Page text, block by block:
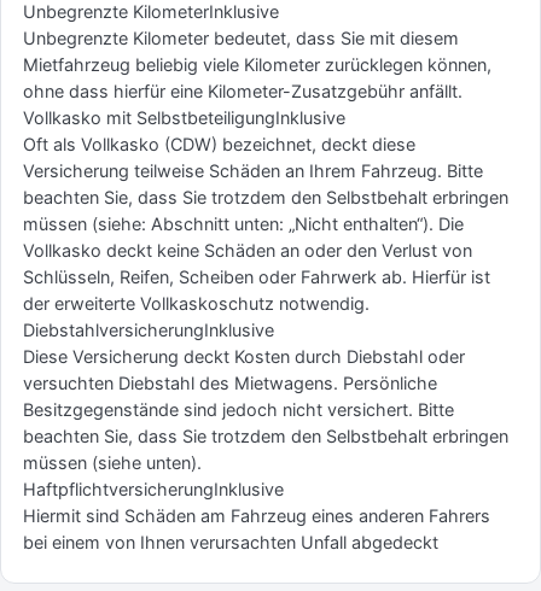
Unbegrenzte KilometerInklusive
Unbegrenzte Kilometer bedeutet, dass Sie mit diesem
Mietfahrzeug beliebig viele Kilometer zurücklegen können,
ohne dass hierfür eine Kilometer-Zusatzgebühr anfällt.
Vollkasko mit SelbstbeteiligungInklusive
Oft als Vollkasko (CDW) bezeichnet, deckt diese
Versicherung teilweise Schäden an Ihrem Fahrzeug. Bitte
beachten Sie, dass Sie trotzdem den Selbstbehalt erbringen
müssen (siehe: Abschnitt unten: „Nicht enthalten“). Die
Vollkasko deckt keine Schäden an oder den Verlust von
Schlüsseln, Reifen, Scheiben oder Fahrwerk ab. Hierfür ist
der erweiterte Vollkaskoschutz notwendig.
DiebstahlversicherungInklusive
Diese Versicherung deckt Kosten durch Diebstahl oder
versuchten Diebstahl des Mietwagens. Persönliche
Besitzgegenstände sind jedoch nicht versichert. Bitte
beachten Sie, dass Sie trotzdem den Selbstbehalt erbringen
müssen (siehe unten).
HaftpflichtversicherungInklusive
Hiermit sind Schäden am Fahrzeug eines anderen Fahrers
bei einem von Ihnen verursachten Unfall abgedeckt